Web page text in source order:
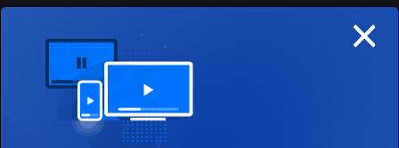
Ella Fitzgerald, 30 anos depois
09 jun. 2026
Deixou-nos a 15 de junho de 1996, há 30 anos, com 79 anos.
Foi uma das maiores vozes do seu tempo e uma das figuras
com mais vasta discografia da história do jazz vocal.
×